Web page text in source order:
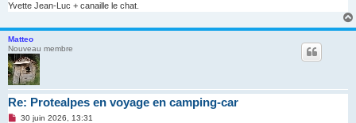
Yvette Jean-Luc + canaille le chat.
Matteo
Nouveau membre
Re: Protealpes en voyage en camping-car
M30 juin 2026, 13:31